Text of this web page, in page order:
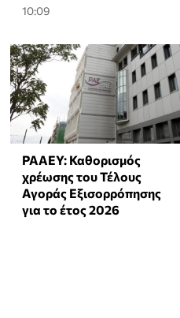
10:09
ΡΑΑΕΥ: Καθορισμός
χρέωσης του Τέλους
Αγοράς Εξισορρόπησης
για το έτος 2026